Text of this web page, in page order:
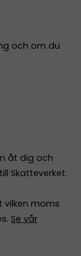
och om du
åt dig och
Skatteverket.
vilken moms
Se vår